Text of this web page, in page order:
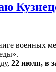
военных
22 июля, в